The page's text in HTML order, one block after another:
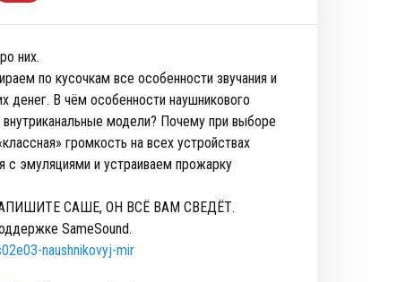
них.
по кусочкам все особенности звучания и
денег. В чём особенности наушникового
внутриканальные модели? Почему при выборе
громкость на всех устройствах
с эмуляциями и устраиваем прожарку
САШЕ, ОН ВСЁ ВАМ СВЕДЁТ.
SameSound.
naushnikovyj-mir